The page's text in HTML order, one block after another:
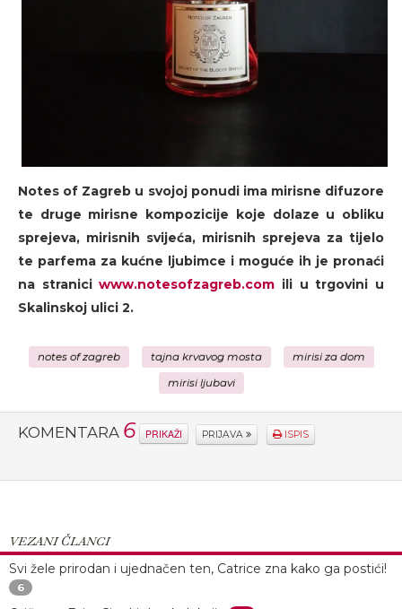
Notes of Zagreb u svojoj ponudi ima mirisne difuzore
te druge mirisne kompozicije koje dolaze u obliku
sprejeva, mirisnih svijeća, mirisnih sprejeva za tijelo
te parfema za kućne ljubimce i moguće ih je pronaći
na straniciwww.notesofzagreb.com ili u trgovini u
Skalinskoj ulici 2.
notes of zagreb tajna krvavog mosta mirisi za dom
mirisi ljubavi
KOMENTARA 6 PRIKAŽI PRIJAVA ISPIS
VEZANI ČLANCI
Svi žele prirodan i ujednačen ten, Catrice zna kako ga postići!
6